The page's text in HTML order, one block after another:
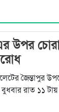
উপর
জৈন্তাপুর
রাত ১১